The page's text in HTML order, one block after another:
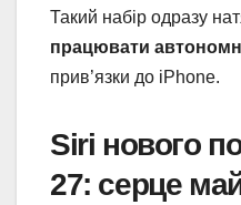
Такий набір одразу
працювати
прив’язки до iPhone.
Siri нового
27: серце